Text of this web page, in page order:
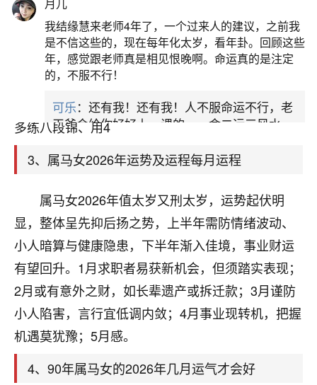
事业上，1月、6月、9月为黄金期，尤其6月6
日前后有意外机遇，9月晋升概率高；财运方面，2
月偏财旺但防陷阱，8月桃花带财，单身者白露前后
易遇正缘；健康要盯紧腰椎、心脑血管和呼吸道，
多练八段锦、用4
3、属马女2026年运势及运程每月运程
属马女2026年值太岁又刑太岁，运势起伏明
显，整体呈先抑后扬之势，上半年需防情绪波动、
小人暗算与健康隐患，下半年渐入佳境，事业财运
有望回升。1月求职者易获新机会，但须踏实表现；
2月或有意外之财，如长辈遗产或拆迁款；3月谨防
小人陷害，言行宜低调内敛；4月事业现转机，把握
机遇莫犹豫；5月感。
4、90年属马女的2026年几月运气才会好
月儿
我结缘慧来老师4年了，一个过来人的建议，之前我
是不信这些的，现在每年化太岁，看年卦。回顾这些
年，感觉跟老师真是相见恨晚啊。命运真的是注定
的，不服不行！
可乐：还有我！还有我！人不服命运不行，老
天爷会给你好好上一课的。一命二运三风水，
平安是福：我也是每年找老师化太岁，看年
17分钟前 来自湖北 19
心若莲花
我是做餐饮的，这两年，生意屡屡受挫，店开一家关
一家，要么生意不好，生意好的就出事。前些年攒的
家底快败光了，真是倒霉！我也想找人看看到底怎么
回事？
鹿森：你可以找老师看看，人有时不服命不行
啊！
太阳当空赵：我也做餐饮的，生意不算大，但